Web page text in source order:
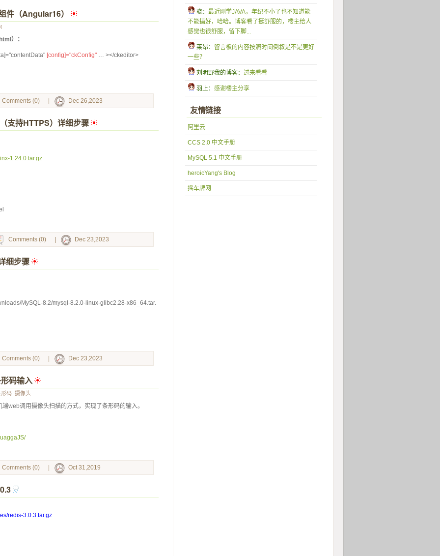
件（Angular16）
）：
[config]="ckConfig" … ></ckeditor>
Comments (0) | Dec 26,2023
支持HTTPS）详细步骤
1.24.0.tar.gz
Comments (0) | Dec 23,2023
细步骤
MySQL-8.2/mysql-8.2.0-linux-glibc2.28-x86_64.tar.
Comments (0) | Dec 23,2023
码输入
形码 摄像头
web调用摄像头扫描的方式，实现了条形码的输入。
Comments (0) | Oct 31,2019
redis-3.0.3.tar.gz
骁： 最近刚学JAVA，年纪不小了也不知道能
不能搞好，哈哈。博客看了挺舒服的，楼主给人
感觉也很舒服，留下脚...
莱昂： 留言板的内容按照时间倒叙是不是更好
一些？
刘明野我的博客： 过来看看
羽上： 感谢楼主分享
友情链接
阿里云
CCS 2.0 中文手册
MySQL 5.1 中文手册
heroicYang's Blog
摇车牌网